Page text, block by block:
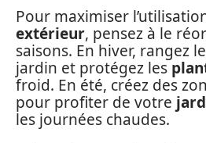
Pour maximiser
extérieur, pensez à le
saisons. En hiver, rangez
jardin et protégez les
froid. En été, créez des
pour profiter de votre
les journées chaudes.